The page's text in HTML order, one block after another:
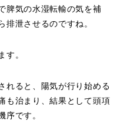
脾気の水湿転輸の気を補
排泄させるのですね。
す。
れると、陽気が行り始める
も治まり、結果として頭項
序です。